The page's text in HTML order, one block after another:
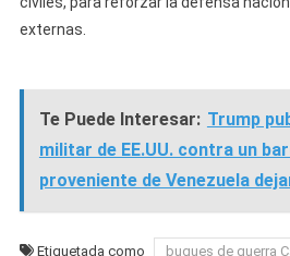
externas.
Te Puede Interesar: Trump
militar de EE.UU. contra un
proveniente de Venezuela
Etiquetada como buques de guerra